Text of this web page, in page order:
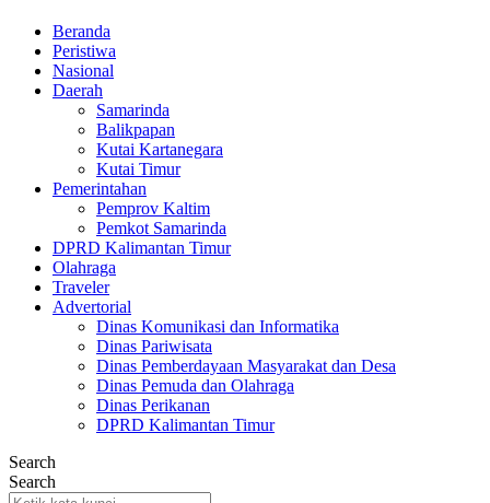
Beranda
Peristiwa
Nasional
Daerah
Samarinda
Balikpapan
Kutai Kartanegara
Kutai Timur
Pemerintahan
Pemprov Kaltim
Pemkot Samarinda
DPRD Kalimantan Timur
Olahraga
Traveler
Advertorial
Dinas Komunikasi dan Informatika
Dinas Pariwisata
Dinas Pemberdayaan Masyarakat dan Desa
Dinas Pemuda dan Olahraga
Dinas Perikanan
DPRD Kalimantan Timur
Search
Search